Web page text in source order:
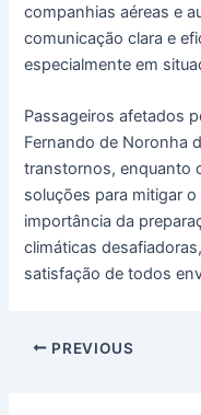
companhias aéreas e
comunicação clara e
especialmente em
Passageiros afetados
Fernando de Noronha
transtornos, enquanto
soluções para mitigar
importância da
climáticas
satisfação de todos
Post
PREVIOUS